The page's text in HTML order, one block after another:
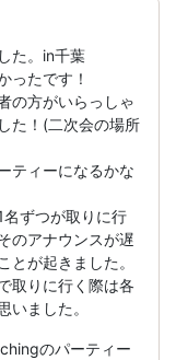
た。in千葉
ったです！
の方がいらっしゃ
た！(二次会の場所
ティーになるかな
ずつが取りに行
のアナウンスが遅
が起きました。
取りに行く際は各
いました。
のパーティー